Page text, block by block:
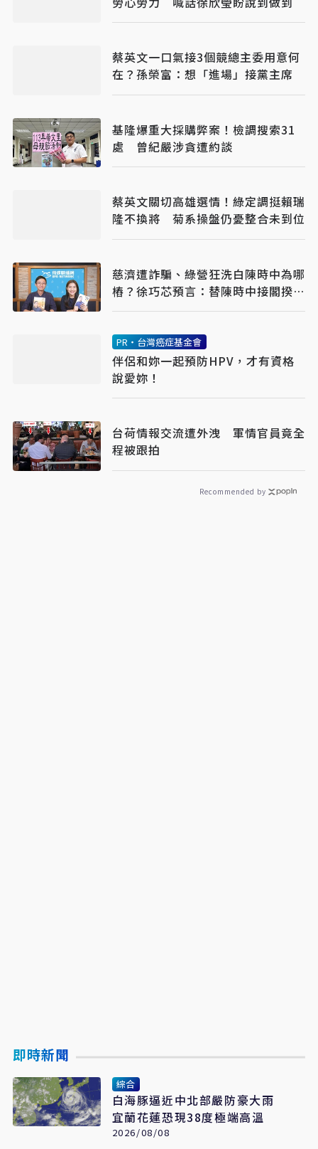
蔡英文一口氣接3個競總主委用意何
在？孫榮富：想「進場」接黨主席
基隆爆重大採購弊案！檢調搜索31
處 曾紀嚴涉貪遭約談
蔡英文關切高雄選情！綠定調挺賴瑞
隆不換將 菊系操盤仍憂整合未到位
慈濟遭詐騙、綠營狂洗白陳時中為哪
樁？徐巧芯預言：替陳時中接閣揆鋪
路
PR・台灣癌症基金會
伴侶和妳一起預防HPV，才有資格
說愛妳！
台荷情報交流遭外洩 軍情官員竟全
程被跟拍
Recommended by
即時新聞
綜合
白海豚逼近中北部嚴防豪大雨
宜蘭花蓮恐現38度極端高溫
2026/08/08